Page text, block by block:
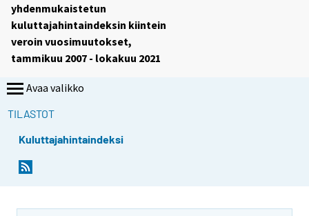
yhdenmukaistetun
kuluttajahintaindeksin kiintein
veroin vuosimuutokset,
tammikuu 2007 - lokakuu 2021
Avaa valikko
TILASTOT
Kuluttajahintaindeksi